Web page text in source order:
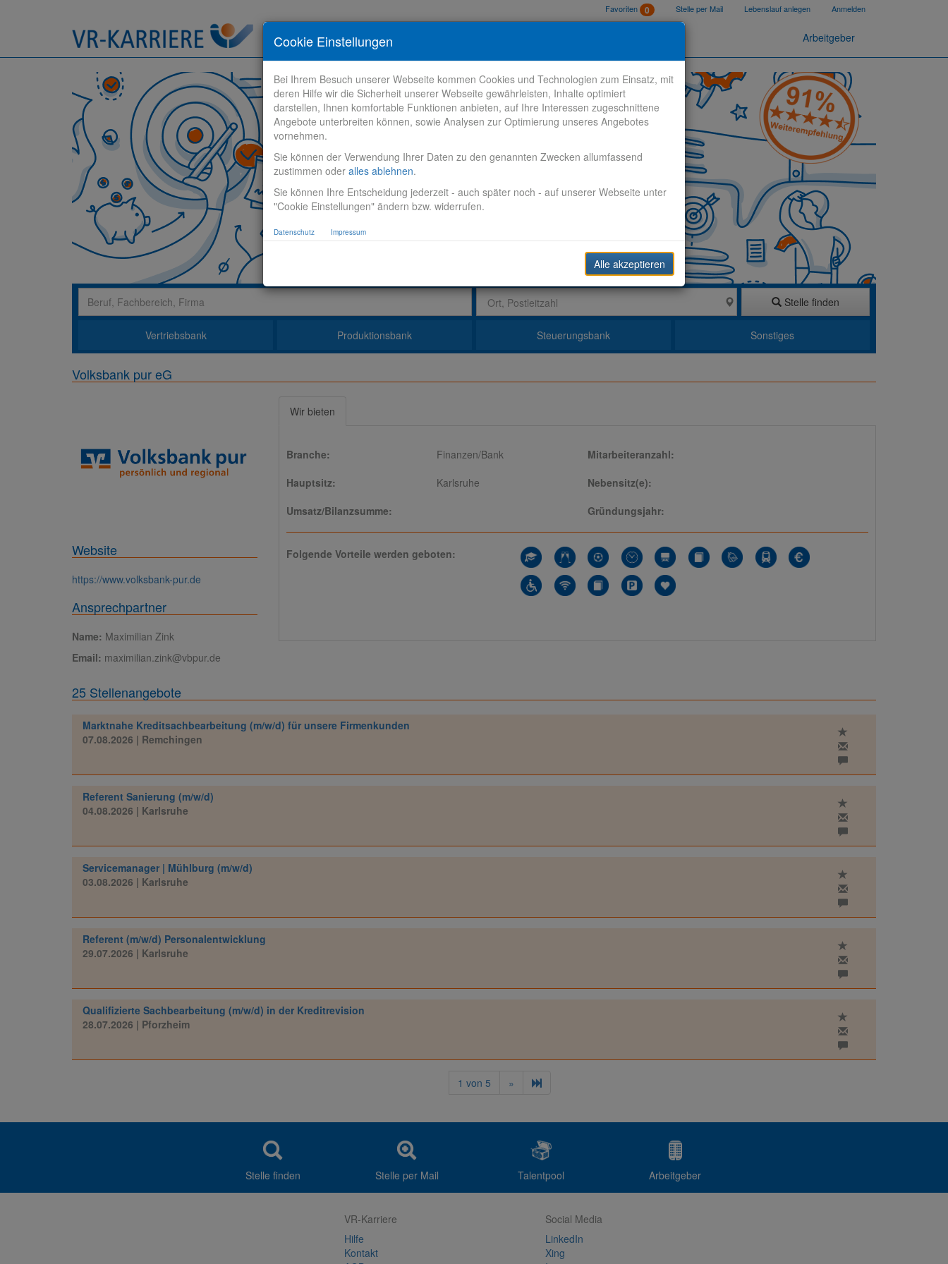
Favoriten 0 Stelle per Mail Lebenslauf anlegen Anmelden
Stelle finden Bewerbungstipps Arbeitgeber
Stelle finden
Vertriebsbank Produktionsbank Steuerungsbank Sonstiges
Volksbank pur eG
Website
https://www.volksbank-pur.de
Ansprechpartner
Name: Maximilian Zink
Email: maximilian.zink@vbpur.de
Wir bieten
Branche: Finanzen/Bank
Mitarbeiteranzahl:
Hauptsitz:
Karlsruhe
Nebensitz(e):
Umsatz/Bilanzsumme:
Gründungsjahr:
Folgende Vorteile werden geboten:
25 Stellenangebote
Marktnahe Kreditsachbearbeitung (m/w/d) für unsere Firmenkunden
07.08.2026 | Remchingen
Referent Sanierung (m/w/d)
04.08.2026 | Karlsruhe
Servicemanager | Mühlburg (m/w/d)
03.08.2026 | Karlsruhe
Referent (m/w/d) Personalentwicklung
29.07.2026 | Karlsruhe
Qualifizierte Sachbearbeitung (m/w/d) in der Kreditrevision
28.07.2026 | Pforzheim
1 von 5 »
Stelle finden Stelle per Mail Talentpool Arbeitgeber
VR-Karriere
Hilfe
Kontakt
Social Media
LinkedIn
Xing
Cookie Einstellungen
Bei Ihrem Besuch unserer Webseite kommen Cookies und Technologien zum Einsatz, mit
deren Hilfe wir die Sicherheit unserer Webseite gewährleisten, Inhalte optimiert
darstellen, Ihnen komfortable Funktionen anbieten, auf Ihre Interessen zugeschnittene
Angebote unterbreiten können, sowie Analysen zur Optimierung unseres Angebotes
vornehmen.
Sie können der Verwendung Ihrer Daten zu den genannten Zwecken allumfassend
zustimmen oder alles ablehnen.
Sie können Ihre Entscheidung jederzeit - auch später noch - auf unserer Webseite unter
"Cookie Einstellungen" ändern bzw. widerrufen.
Datenschutz Impressum
Alle akzeptieren